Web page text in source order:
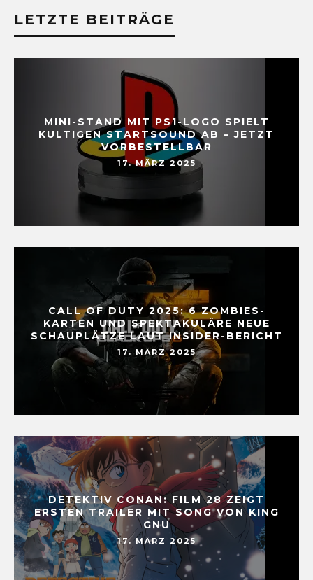
LETZTE BEITRÄGE
MINI-STAND MIT PS1-LOGO SPIELT
KULTIGEN STARTSOUND AB – JETZT
VORBESTELLBAR
17. MÄRZ 2025
CALL OF DUTY 2025: 6 ZOMBIES-
KARTEN UND SPEKTAKULÄRE NEUE
SCHAUPLÄTZE LAUT INSIDER-BERICHT
17. MÄRZ 2025
DETEKTIV CONAN: FILM 28 ZEIGT
ERSTEN TRAILER MIT SONG VON KING
GNU
17. MÄRZ 2025